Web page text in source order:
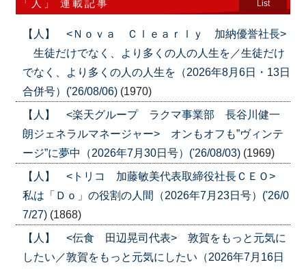
「人」 連載記事 List
【人】 <Ｎｏｖａ Ｃｌｅａｒｌｙ 加納優誉社長>
生徒だけでなく、より多くの人の人生を／生徒だけ
でなく、より多くの人の人生を（2026年8月6日・13日
合併号）('26/08/06) (1970)
【人】 <楽天グループ ラクマ事業部 長谷川健一
朗ジェネラルマネージャー> オンもオフも”ヴィンテ
ージ”に夢中（2026年7月30日号）('26/08/03) (1969)
【人】 <トリコ 加藤敏美代表取締役社長ＣＥＯ>
私は「Ｄｏ」の役割の人間（2026年7月23日号）('26/0
7/27) (1868)
【人】 <伝食 田辺晃司代表> 敦賀をもっと元気に
したい／敦賀をもっと元気にしたい（2026年7月16日